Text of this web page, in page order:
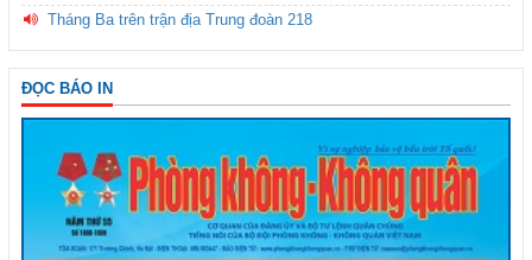
Tháng Ba trên trận địa Trung đoàn 218
ĐỌC BÁO IN